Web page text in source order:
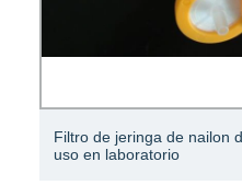
Filtro de jeringa de nailon
uso en laboratorio